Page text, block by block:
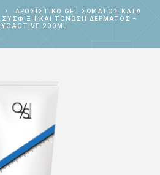
ΔΡΟΣΙΣΤΙΚΌ GEL ΣΏΜΑΤΟΣ ΚΑΤΆ
ΣΎΣΦΙΞΗ ΚΑΙ ΤΌΝΩΣΗ ΔΈΡΜΑΤΟΣ –
200ML